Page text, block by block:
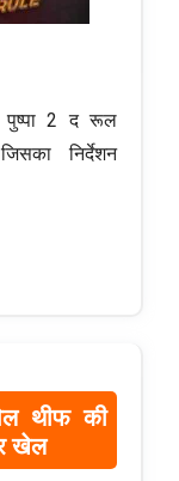
पुष्पा 2 द रूल
निर्देशन
थीफ की
खेल